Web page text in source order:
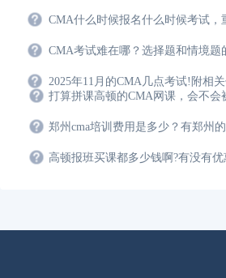
CMA什么时候报名什么时候考试，
CMA考试难在哪？选择题和情境题
2025年11月的CMA几点考试!附相
打算拼课高顿的CMA网课，会不会
郑州cma培训费用是多少？有郑州
高顿报班买课都多少钱啊?有没有优